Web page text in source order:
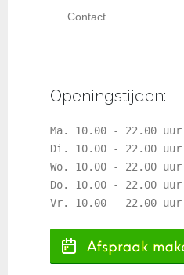
Contact
Openingstijden:
Ma. 10.00 - 22.00 uur
Di. 10.00 - 22.00 uur
Wo. 10.00 - 22.00 uur
Do. 10.00 - 22.00 uur
Vr. 10.00 - 22.00 uur